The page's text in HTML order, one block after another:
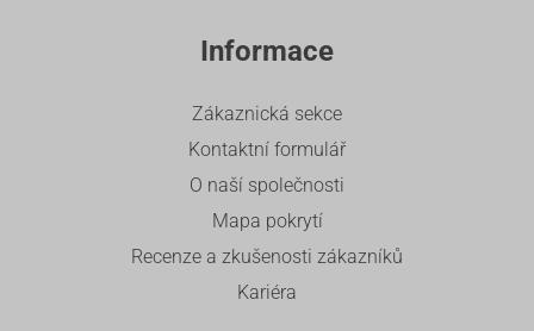
Informace
Zákaznická sekce
Kontaktní formulář
O naší společnosti
Mapa pokrytí
Recenze a zkušenosti zákazníků
Kariéra